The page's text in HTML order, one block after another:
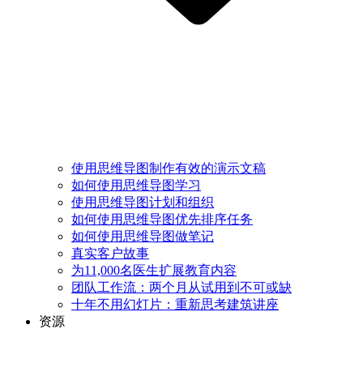
使用思维导图制作有效的演示文稿
如何使用思维导图学习
使用思维导图计划和组织
如何使用思维导图优先排序任务
如何使用思维导图做笔记
真实客户故事
为11,000名医生扩展教育内容
团队工作流：两个月从试用到不可或缺
十年不用幻灯片：重新思考建筑讲座
资源